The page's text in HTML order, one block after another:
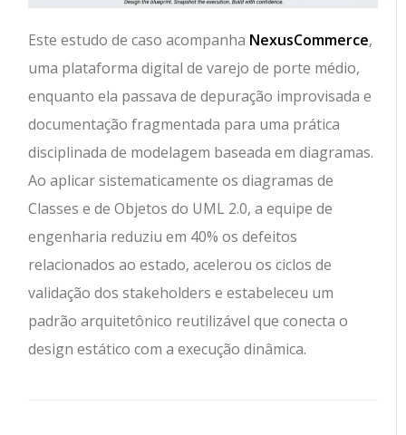
Este estudo de caso acompanha NexusCommerce,
uma plataforma digital de varejo de porte médio,
enquanto ela passava de depuração improvisada e
documentação fragmentada para uma prática
disciplinada de modelagem baseada em diagramas.
Ao aplicar sistematicamente os diagramas de
Classes e de Objetos do UML 2.0, a equipe de
engenharia reduziu em 40% os defeitos
relacionados ao estado, acelerou os ciclos de
validação dos stakeholders e estabeleceu um
padrão arquitetônico reutilizável que conecta o
design estático com a execução dinâmica.